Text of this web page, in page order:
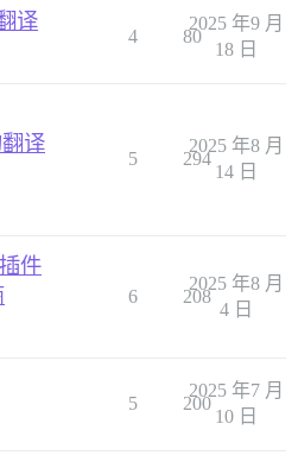
译
4 80
2025 年9 月
18 日
翻译
5 294
2025 年8 月
14 日
件
6 208
2025 年8 月
4 日
5 200
2025 年7 月
10 日